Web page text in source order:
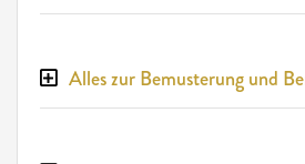
Alles zur Bemusterung und